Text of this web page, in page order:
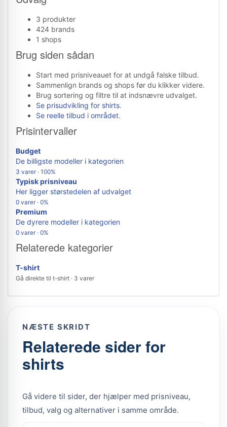
3 produkter
424 brands
1 shops
Brug siden sådan
Start med prisniveauet for at undgå falske tilbud.
Sammenlign brands og shops før du klikker videre.
Brug sortering og filtre til at indsnævre udvalget.
Se prisudvikling for shirts.
Se reelle tilbud i området.
Prisintervaller
Budget
De billigste modeller i kategorien
3 varer · 100%
Typisk prisniveau
Her ligger størstedelen af udvalget
0 varer · 0%
Premium
De dyrere modeller i kategorien
0 varer · 0%
Relaterede kategorier
T-shirt
Gå direkte til t-shirt · 3 varer
NÆSTE SKRIDT
Relaterede sider for
shirts
Gå videre til sider, der hjælper med prisniveau,
tilbud, valg og alternativer i samme område.